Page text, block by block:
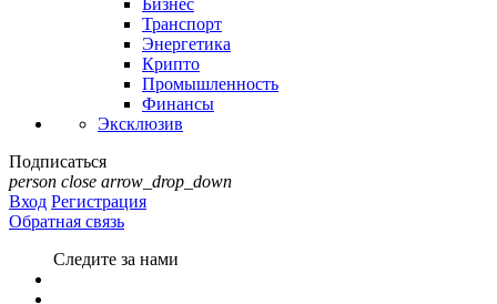
Бизнес
Транспорт
Энергетика
Крипто
Промышленность
Финансы
Эксклюзив
Подписаться
person close arrow_drop_down
Вход Регистрация
Обратная связь
Следите за нами